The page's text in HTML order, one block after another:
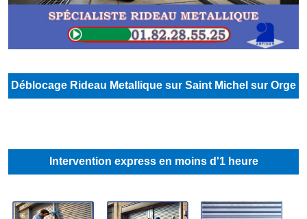
Déblocage Rideau Metallique sur Saint Michel sur Orge
Intervention express en moins d'1 heure